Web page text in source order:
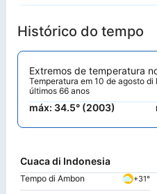
Histórico do tempo
Extremos de temperatura
Temperatura em 10 de agosto di
últimos 66 anos
máx: 34.5° (2003)
Cuaca di Indonesia
Tempo di Ambon +31°